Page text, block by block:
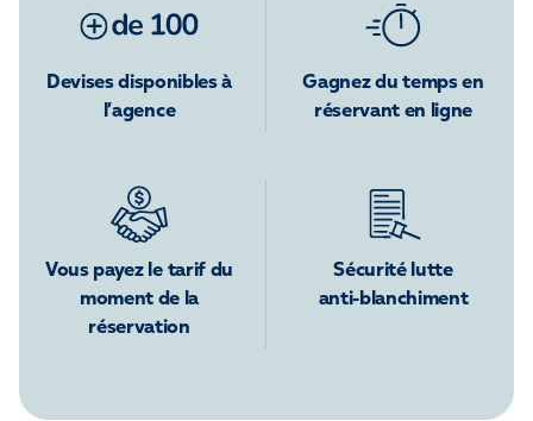
Devises disponibles à
l’agence
Gagnez du temps en
réservant en ligne
Vous payez le tarif du
moment de la
réservation
Sécurité lutte
anti-blanchiment